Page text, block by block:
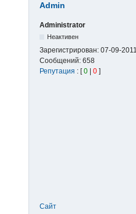
Admin
Administrator
Неактивен
Зарегистрирован: 07-09-2011
Сообщений: 658
Репутация : [0 | 0 ]
Сайт